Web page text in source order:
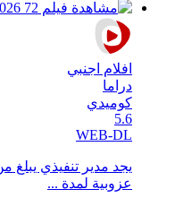
افلام اجنبي
دراما
كوميدي
5.6
WEB-DL
عزوبية لمدة ...